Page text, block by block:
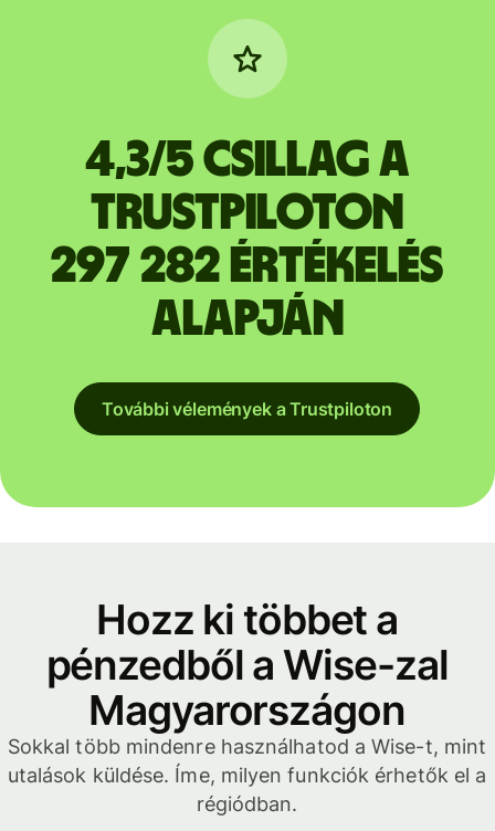
4,3/5 csillag a
Trustpiloton
297 282 értékelés
alapján
További vélemények a Trustpiloton
Hozz ki többet a
pénzedből a Wise-zal
Magyarországon
Sokkal több mindenre használhatod a Wise-t, mint
utalások küldése. Íme, milyen funkciók érhetők el a
régiódban.